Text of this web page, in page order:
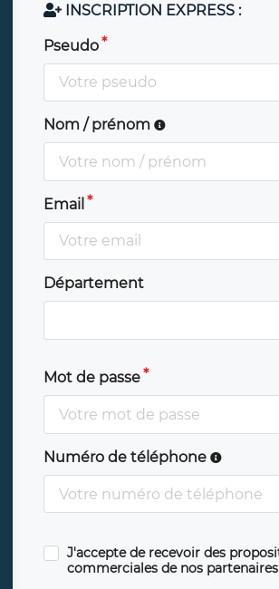
INSCRIPTION EXPRESS :
Pseudo
Nom / prénom
Email
Département
Mot de passe
Numéro de téléphone
J'accepte de recevoir des
commerciales de nos partenaires